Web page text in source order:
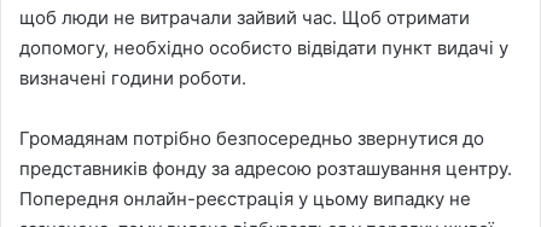
щоб люди не витрачали зайвий час. Щоб отримати
допомогу, необхідно особисто відвідати пункт видачі у
визначені години роботи.
Громадянам потрібно безпосередньо звернутися до
представників фонду за адресою розташування центру.
Попередня онлайн-реєстрація у цьому випадку не